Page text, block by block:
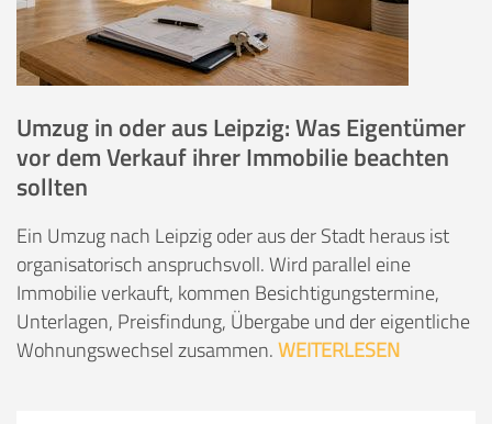
Umzug in oder aus Leipzig: Was Eigentümer
vor dem Verkauf ihrer Immobilie beachten
sollten
Ein Umzug nach Leipzig oder aus der Stadt heraus ist
organisatorisch anspruchsvoll. Wird parallel eine
Immobilie verkauft, kommen Besichtigungstermine,
Unterlagen, Preisfindung, Übergabe und der eigentliche
Wohnungswechsel zusammen.WEITERLESEN